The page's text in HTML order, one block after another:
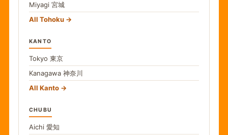
Miyagi 宮城
All Tohoku
KANTO
Tokyo 東京
Kanagawa 神奈川
All Kanto
CHUBU
Aichi 愛知